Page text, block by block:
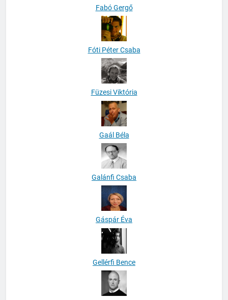
Fabó Gergő
Fóti Péter Csaba
Füzesi Viktória
Gaál Béla
Galánfi Csaba
Gáspár Éva
Gellérfi Bence